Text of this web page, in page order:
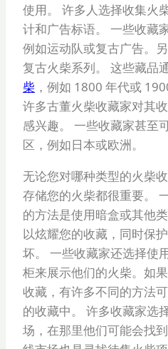
使用。 许多人选择收集火
计和广告标语。 一些收藏
例如运动队或复古广告。
复古火柴系列。 这些藏品
柴 ，例如 1800 年代或
许多古董火柴收藏家对其
感兴趣。 一些收藏家甚至
区，例如日本或欧洲。
无论您对哪种类型的火柴
存储您的火柴都很重要。
的方法是使用暗盒或其他
以炫耀您的收藏，同时保
坏。 一些收藏家还选择使
柜来展示他们的火柴。如
收藏，有许多不同的方法
的收藏中。 许多收藏家选
场，在那里他们可能会找